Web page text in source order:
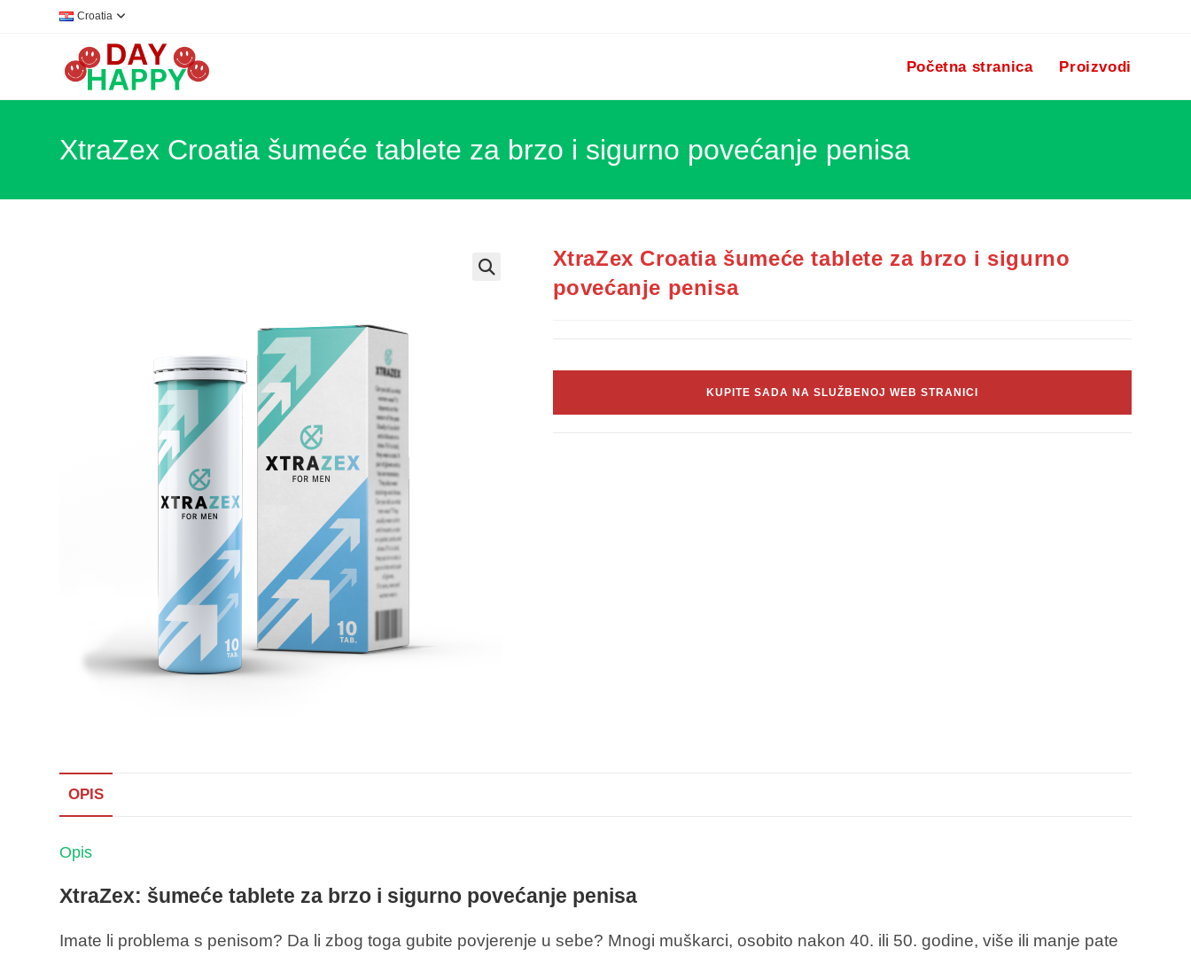
Croatia
Početna stranica Proizvodi
XtraZex Croatia šumeće tablete za brzo i sigurno povećanje penisa
XtraZex Croatia šumeće tablete za brzo i sigurno
povećanje penisa
KUPITE SADA NA SLUŽBENOJ WEB STRANICI
OPIS
Opis
XtraZex: šumeće tablete za brzo i sigurno povećanje penisa
Imate li problema s penisom? Da li zbog toga gubite povjerenje u sebe? Mnogi muškarci, osobito nakon 40. ili 50. godine, više ili manje pate